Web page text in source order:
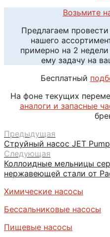
Возьмите
Предлагаем
нашего
примерно на 2
ему задачу на
Бесплатный
На фоне текущих
аналоги и запасные
Предыдущая
Струйный насос JET
Следующая
Коллоидные мельницы
нержавеющей стали от
Химические насосы
Бессальниковые насосы
Пищевые насосы